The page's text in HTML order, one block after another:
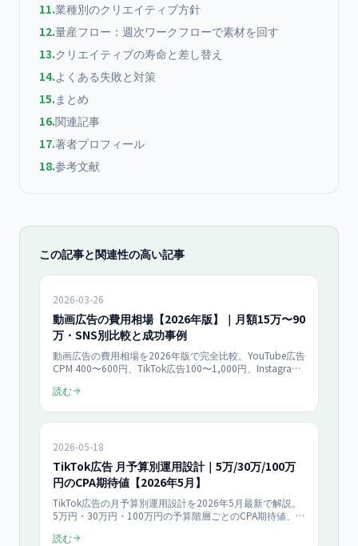
11.業種別のクリエイティブ方針
12.量産フロー：週次ワークフローで素材を回す
13.クリエイティブの寿命と差し替え
14.よくある失敗と対策
15.まとめ
16.関連記事
17.著者プロフィール
18.参考文献
この記事と関連性の高い記事
2026-03-26
動画広告の費用相場【2026年版】｜月額15万〜90
万・SNS別比較と成功事例
動画広告の費用相場を2026年版で完全比較。YouTube広告
CPM 400〜600円、TikTok広告100〜1,000円、Instagram
万円・プレミアム90万円の実価格と、費用対効果を最大化
読む
2026-05-18
TikTok広告 月予算別運用設計｜5万/30万/100万
円のCPA期待値【2026年5月】
TikTok広告の月予算別運用設計を2026年5月最新で解説。
5万円・30万円・100万円の予算階層ごとのCPA期待値、入
実際の中小企業導入事例ベースで具体的に解説します。
読む